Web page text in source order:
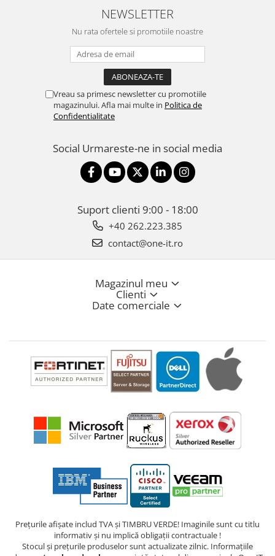
NEWSLETTER
Nu rata ofertele si promotiile noastre
Vreau sa primesc newsletter cu promotiile
magazinului. Afla mai multe in Politica de
Confidentialitate
Social Urmareste-ne in social media
Suport clienti 9:00 - 18:00
+40 262.223.385
contact@one-it.ro
Magazinul meu
Clienti
Date comerciale
Prețurile afișate includ TVA și TIMBRU VERDE! Imaginile sunt cu titlu
informativ și nu implică obligații contractuale !
Stocul și prețurile produselor sunt actualizate zilnic. Informațiile